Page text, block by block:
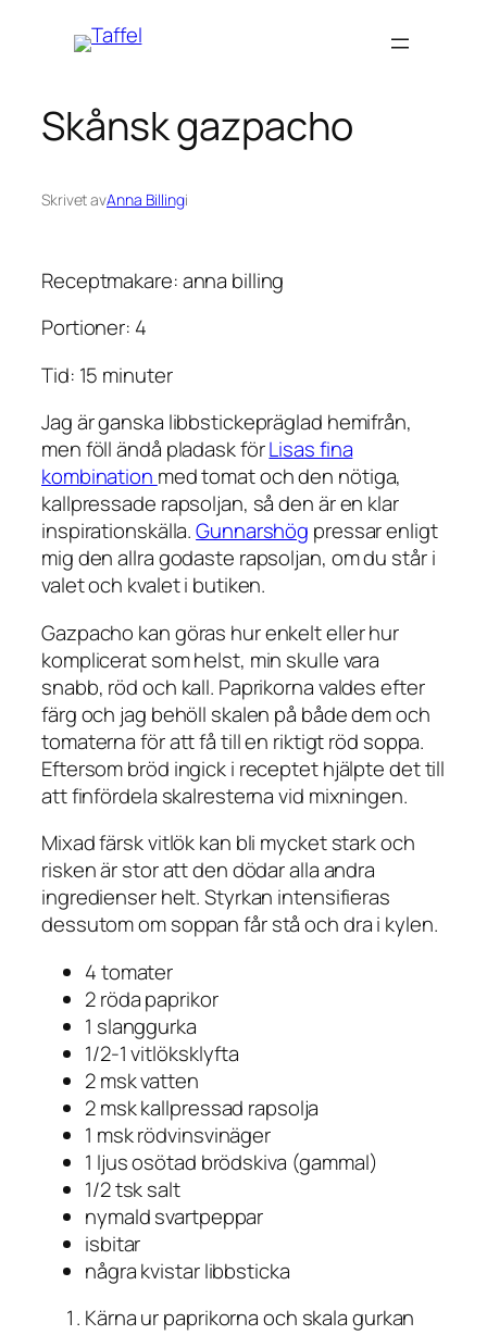
Skånsk gazpacho
Skrivet avAnna Billingi
Receptmakare: anna billing
Portioner: 4
Tid: 15 minuter
Jag är ganska libbstickepräglad hemifrån,
men föll ändå pladask förLisas fina
kombination med tomat och den nötiga,
kallpressade rapsoljan, så den är en klar
inspirationskälla.Gunnarshög pressar enligt
mig den allra godaste rapsoljan, om du står i
valet och kvalet i butiken.
Gazpacho kan göras hur enkelt eller hur
komplicerat som helst, min skulle vara
snabb, röd och kall. Paprikorna valdes efter
färg och jag behöll skalen på både dem och
tomaterna för att få till en riktigt röd soppa.
Eftersom bröd ingick i receptet hjälpte det till
att finfördela skalresterna vid mixningen.
Mixad färsk vitlök kan bli mycket stark och
risken är stor att den dödar alla andra
ingredienser helt. Styrkan intensifieras
dessutom om soppan får stå och dra i kylen.
4 tomater
2 röda paprikor
1 slanggurka
1/2-1 vitlöksklyfta
2 msk vatten
2 msk kallpressad rapsolja
1 msk rödvinsvinäger
1 ljus osötad brödskiva (gammal)
1/2 tsk salt
nymald svartpeppar
isbitar
några kvistar libbsticka
Kärna ur paprikorna och skala gurkan